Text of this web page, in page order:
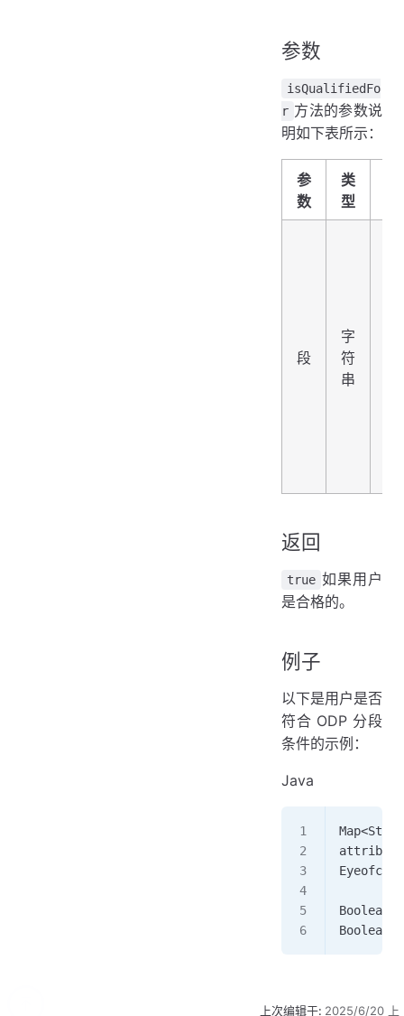
参数
isQualifiedFo
r 方法的参数说
明如下表所示：
参
数
类
型
段
字
符
串
返回
true 如果用户
是合格的。
例子
以下是用户是否
符合 ODP 分段
条件的示例：
Java
Boolean
Boolean
上次编辑于: 2025/6/20 上